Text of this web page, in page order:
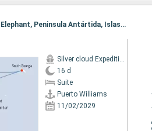
Itinerario : Puerto Williams, South Georgia, Paso de Drake, île Elephant, Peninsula Antártida, Islas Shetland del Sur, Puerto Williams, South Georgia, Paso de Drake, île Elephant, Peninsula Antártida, Islas Shetland del Sur, Paso de Drake, Puerto Williams
Silver cloud Expedition
16 d
Suite
Puerto Williams
11/02/2029